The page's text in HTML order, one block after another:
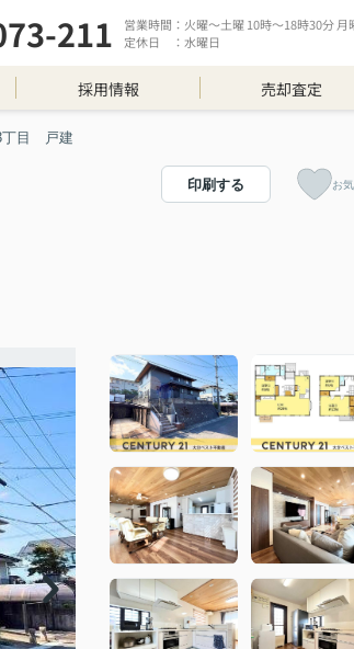
211
営業時間：火曜～土曜 10時～18時30分
定休日 ：水曜日
採用情報 売却査定
丁目 戸建
印刷する お